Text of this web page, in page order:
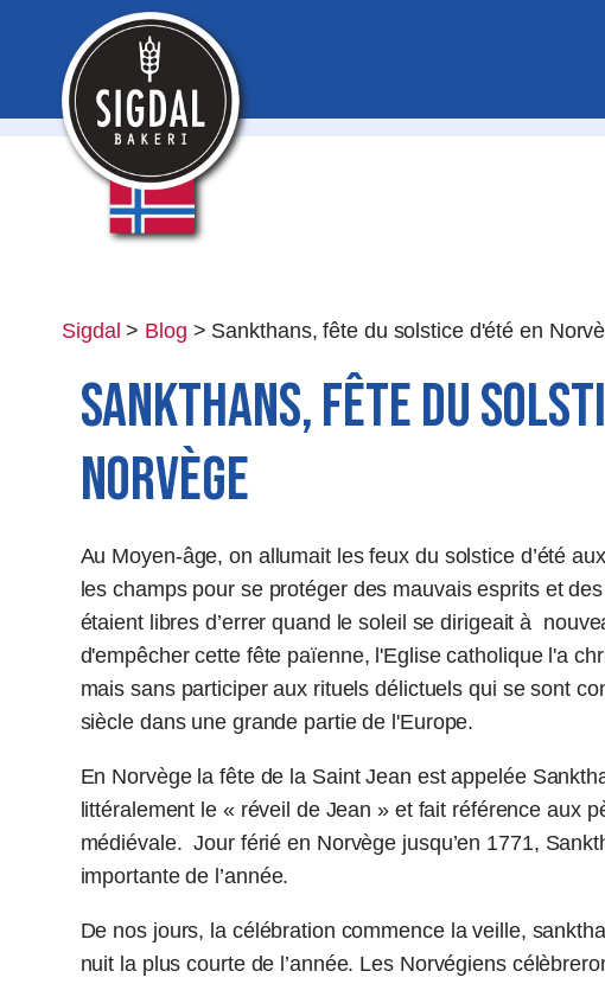
Sigdal > Blog > Sankthans, fête du solstice d'été en
Sankthans, fête du
Norvège
Au Moyen-âge, on allumait les feux du solstice d’été
les champs pour se protéger des mauvais esprits et
étaient libres d’errer quand le soleil se dirigeait à
d'empêcher cette fête païenne, l'Eglise catholique l'a
mais sans participer aux rituels délictuels qui se sont
siècle dans une grande partie de l'Europe.
En Norvège la fête de la Saint Jean est appelée
littéralement le « réveil de Jean » et fait référence aux
médiévale. Jour férié en Norvège jusqu’en 1771,
importante de l’année.
De nos jours, la célébration commence la veille,
nuit la plus courte de l’année. Les Norvégiens